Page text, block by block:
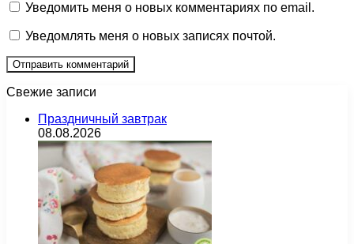
Уведомить меня о новых комментариях по email.
Уведомлять меня о новых записях почтой.
Свежие записи
Праздничный завтрак
08.08.2026